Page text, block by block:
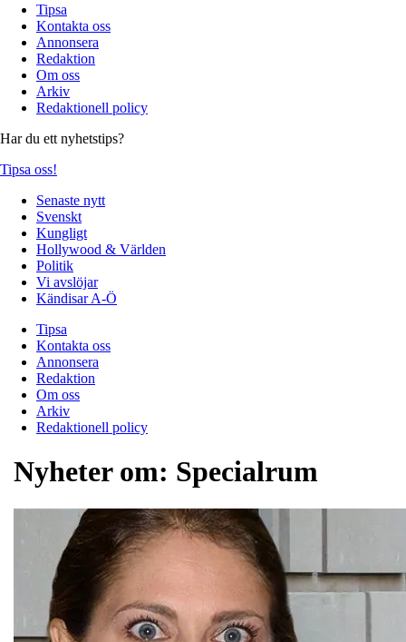
Tipsa
Kontakta oss
Annonsera
Redaktion
Om oss
Arkiv
Redaktionell policy
Har du ett nyhetstips?
Tipsa oss!
Senaste nytt
Svenskt
Kungligt
Hollywood & Världen
Politik
Vi avslöjar
Kändisar A-Ö
Tipsa
Kontakta oss
Annonsera
Redaktion
Om oss
Arkiv
Redaktionell policy
Nyheter om: Specialrum